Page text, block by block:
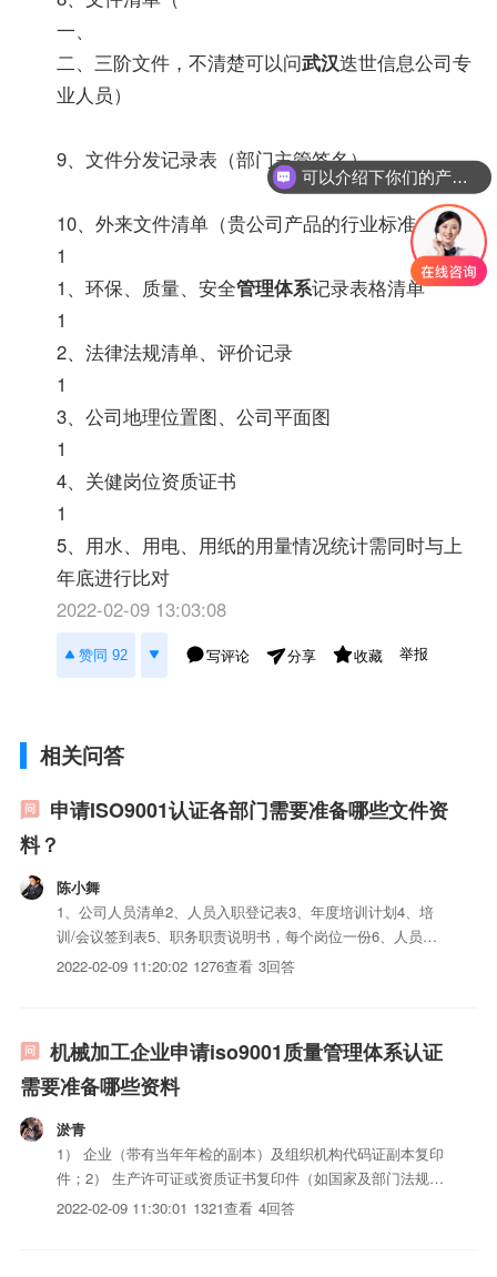
一、
二、三阶文件，不清楚可以问武汉迭世信息公司专
业人员）
9、文件分发记录表（部门主管签名）
10、外来文件清单（贵公司产品的行业标准）
1
1、环保、质量、安全管理体系记录表格清单
1
2、法律法规清单、评价记录
1
3、公司地理位置图、公司平面图
1
4、关健岗位资质证书
1
5、用水、用电、用纸的用量情况统计需同时与上
年底进行比对
2022-02-09 13:03:08
赞同 92 写评论 分享 收藏 举报
相关问答
申请ISO9001认证各部门需要准备哪些文件资
料？
陈小舞
1、公司人员清单2、人员入职登记表3、年度培训计划4、培
训/会议签到表5、职务职责说明书，每个岗位一份6、人员需
求申请表7、培训需求申请表8、iso三体系认证清单（一、
2022-02-09 11:20:02 1276查看 3回答
机械加工企业申请iso9001质量管理体系认证
需要准备哪些资料
淤青
1） 企业（带有当年年检的副本）及组织机构代码证副本复印
件；2） 生产许可证或资质证书复印件（如国家及部门法规有
要求时）；3） 申请认证的iso三体系认证/服务的相关活动的
2022-02-09 11:30:01 1321查看 4回答
可以介绍下你们的产品么？